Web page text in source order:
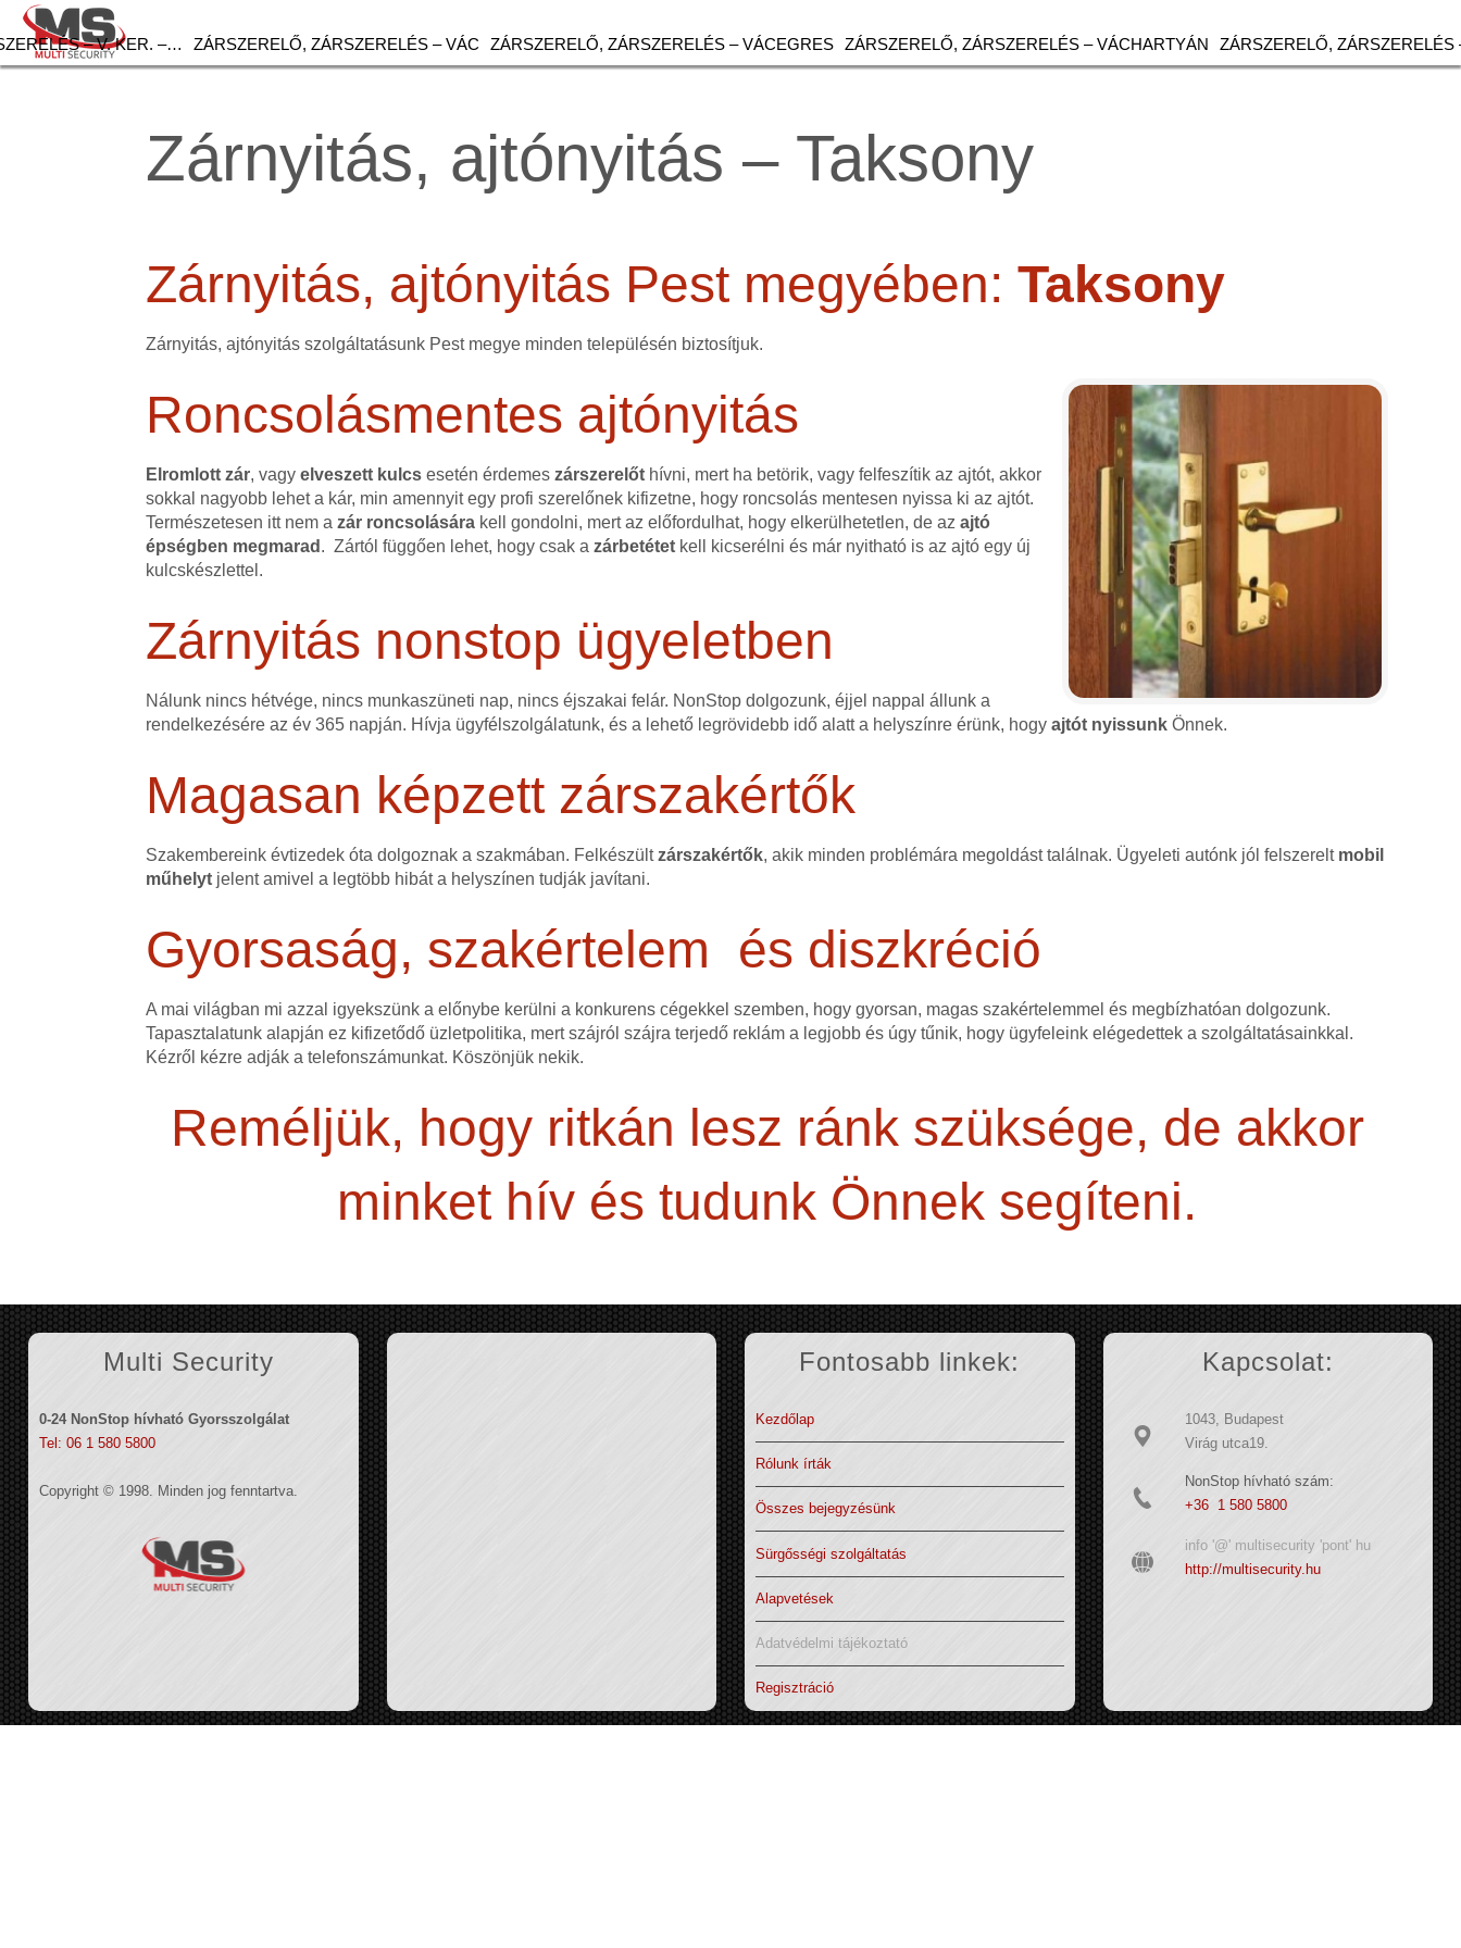
– V. KER. –… ZÁRSZERELŐ, ZÁRSZERELÉS – VÁC ZÁRSZERELŐ, ZÁRSZERELÉS – VÁCEGRES ZÁRSZERELŐ, ZÁRSZERELÉS – VÁCHARTYÁN ZÁRSZERELŐ, ZÁRSZERELÉS
Zárnyitás, ajtónyitás – Taksony
Zárnyitás, ajtónyitás Pest megyében:Taksony
Zárnyitás, ajtónyitás szolgáltatásunk Pest megye minden településén biztosítjuk.
Roncsolásmentes ajtónyitás
Elromlott zár, vagyelveszett kulcs esetén érdemeszárszerelőt hívni, mert ha betörik, vagy felfeszítik az ajtót, akkor
sokkal nagyobb lehet a kár, min amennyit egy profi szerelőnek kifizetne, hogy roncsolás mentesen nyissa ki az ajtót.
Természetesen itt nem azár roncsolására kell gondolni, mert az előfordulhat, hogy elkerülhetetlen, de azajtó
épségben megmarad . Zártól függően lehet, hogy csak azárbetétet kell kicserélni és már nyitható is az ajtó egy új
kulcskészlettel.
Zárnyitás nonstop ügyeletben
Nálunk nincs hétvége, nincs munkaszüneti nap, nincs éjszakai felár. NonStop dolgozunk, éjjel nappal állunk a
rendelkezésére az év 365 napján. Hívja ügyfélszolgálatunk, és a lehető legrövidebb idő alatt a helyszínre érünk, hogyajtót nyissunk Önnek.
Magasan képzett zárszakértők
Szakembereink évtizedek óta dolgoznak a szakmában. Felkészültzárszakértők, akik minden problémára megoldást találnak. Ügyeleti autónk jól felszerelt mobil
műhelyt jelent amivel a legtöbb hibát a helyszínen tudják javítani.
Gyorsaság, szakértelem és diszkréció
A mai világban mi azzal igyekszünk a előnybe kerülni a konkurens cégekkel szemben, hogy gyorsan, magas szakértelemmel és megbízhatóan dolgozunk.
Tapasztalatunk alapján ez kifizetődő üzletpolitika, mert szájról szájra terjedő reklám a legjobb és úgy tűnik, hogy ügyfeleink elégedettek a szolgáltatásainkkal.
Kézről kézre adják a telefonszámunkat. Köszönjük nekik.
Reméljük, hogy ritkán lesz ránk szüksége, de akkor
minket hív és tudunk Önnek segíteni.
Multi Security
0-24 NonStop hívható Gyorsszolgálat
Tel: 06 1 580 5800
Copyright © 1998. Minden jog fenntartva.
Fontosabb linkek:
Kezdőlap
Rólunk írták
Összes bejegyzésünk
Sürgősségi szolgáltatás
Alapvetések
Adatvédelmi tájékoztató
Regisztráció
Kapcsolat:
1043, Budapest
Virág utca19.
NonStop hívható szám:
+36 1 580 5800
info '@' multisecurity 'pont' hu
http://multisecurity.hu